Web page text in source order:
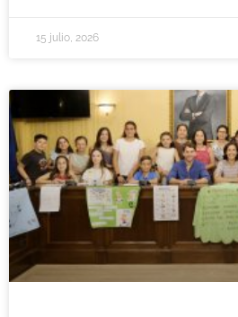
15 julio, 2026